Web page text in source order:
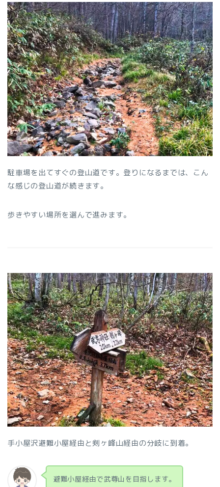
駐車場を出てすぐの登山道です。登りになるまでは、こん
な感じの登山道が続きます。
歩きやすい場所を選んで進みます。
手小屋沢避難小屋経由と剣ヶ峰山経由の分岐に到着。
避難小屋経由で武尊山を目指します。